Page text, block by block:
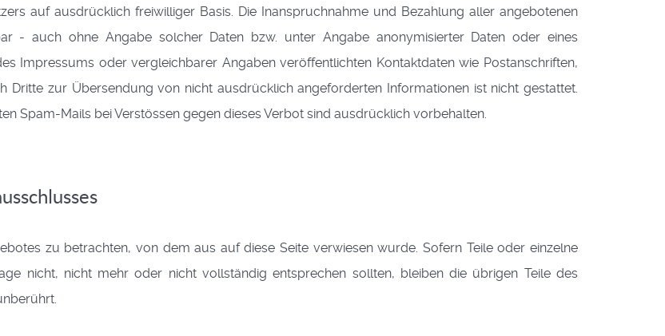
auf ausdrücklich freiwilliger Basis. Die Inanspruchnahme und Bezahlung aller angebotenen
- auch ohne Angabe solcher Daten bzw. unter Angabe anonymisierter Daten oder eines
Impressums oder vergleichbarer Angaben veröffentlichten Kontaktdaten wie Postanschriften,
Dritte zur Übersendung von nicht ausdrücklich angeforderten Informationen ist nicht gestattet.
Spam-Mails bei Verstössen gegen dieses Verbot sind ausdrücklich vorbehalten.
zu betrachten, von dem aus auf diese Seite verwiesen wurde. Sofern Teile oder einzelne
nicht, nicht mehr oder nicht vollständig entsprechen sollten, bleiben die übrigen Teile des